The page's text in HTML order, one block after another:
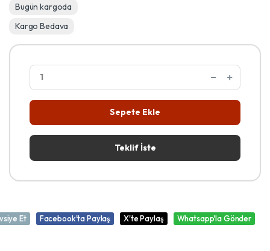
Bugün kargoda
Kargo Bedava
Sepete Ekle
Teklif İste
Et Facebook'ta Paylaş X'te Paylaş Whatsapp'la Gönder